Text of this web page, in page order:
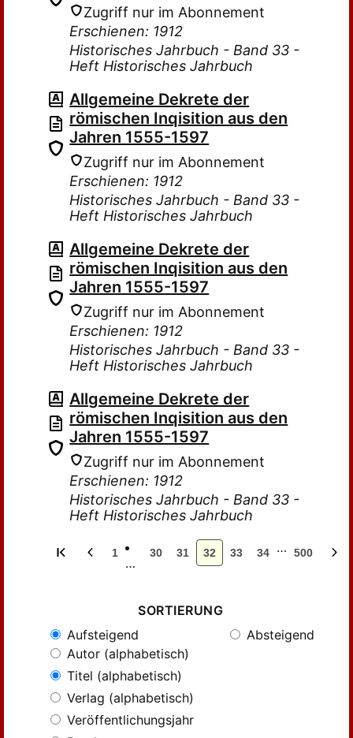
Zugriff nur im Abonnement
Erschienen: 1912
Historisches Jahrbuch - Band 33 -
Heft Historisches Jahrbuch
Allgemeine Dekrete der
römischen Inqisition aus den
Jahren 1555-1597
Zugriff nur im Abonnement
Erschienen: 1912
Historisches Jahrbuch - Band 33 -
Heft Historisches Jahrbuch
Allgemeine Dekrete der
römischen Inqisition aus den
Jahren 1555-1597
Zugriff nur im Abonnement
Erschienen: 1912
Historisches Jahrbuch - Band 33 -
Heft Historisches Jahrbuch
Allgemeine Dekrete der
römischen Inqisition aus den
Jahren 1555-1597
Zugriff nur im Abonnement
Erschienen: 1912
Historisches Jahrbuch - Band 33 -
Heft Historisches Jahrbuch
1
…
30 31 32 33 34 … 500
SORTIERUNG
Aufsteigend
Absteigend
Autor (alphabetisch)
Titel (alphabetisch)
Verlag (alphabetisch)
Veröffentlichungsjahr